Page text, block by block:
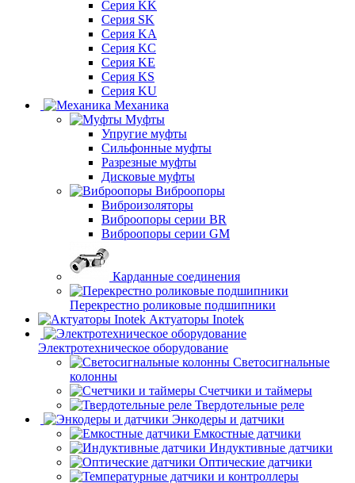
Серия KK
Серия SK
Серия KA
Серия KC
Серия KE
Серия KS
Серия KU
Механика
Муфты
Упругие муфты
Сильфонные муфты
Разрезные муфты
Дисковые муфты
Виброопоры
Виброизоляторы
Виброопоры серии BR
Виброопоры серии GM
Карданные соединения
Перекрестно роликовые подшипники
Актуаторы Inotek
Электротехническое оборудование
Светосигнальные
колонны
Счетчики и таймеры
Твердотельные реле
Энкодеры и датчики
Емкостные датчики
Индуктивные датчики
Оптические датчики